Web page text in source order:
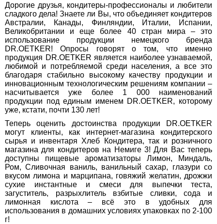
Дорогие друзья, кондитеры-профессионалы и любители
сладкого дела! Знаете ли Вы, что объединяет кондитеров
Австралии, Канады, Финляндии, Италии, Испании,
Великобритании и еще более 40 стран мира – это
использование продукции немецкого бренда
DR.OETKER! Опросы говорят о том, что именно
продукция DR.OETKER является наиболее узнаваемой,
любимой и потребляемой среди населения, а все это
благодаря стабильно высокому качеству продукции и
инновационным технологическим решениям компании –
насчитывается уже более 1 000 наименований
продукции под единым именем DR.OETKER, которому
уже, кстати, почти 130 лет!
Теперь оценить достоинства продукции DR.OETKER
могут клиенты, как интернет-магазина кондитерского
сырья и инвентаря Хлеб Кондитера, так и розничного
магазина для кондитеров на Немиге 3! Для Вас теперь
доступны пищевые ароматизаторы Лимон, Миндаль,
Ром, Сливочная ваниль, ванильный сахар, глазури со
вкусом лимона и марципана, говяжий желатин, дрожжи
сухие инстантные и смеси для выпечки теста,
загуститель, разрыхлитель взбитые сливки, сода и
лимонная кислота – всё это в удобных для
использования в домашних условиях упаковках по 2-100
г!